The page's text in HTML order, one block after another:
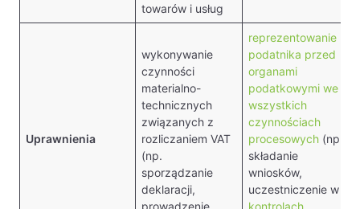
towarów i usług
Uprawnienia
wykonywanie
czynności
materialno-
technicznych
związanych z
rozliczaniem VAT
(np.
sporządzanie
deklaracji,
reprezentowanie
podatnika przed
organami
podatkowymi we
wszystkich
czynnościach
procesowych (np.
składanie
wniosków,
uczestniczenie w